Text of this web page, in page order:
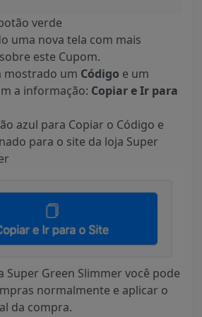
verde
uma nova tela com mais
este Cupom.
mostrado um Código e um
a informação: Copiar e Ir para
azul para Copiar o Código e
para o site da loja Super
Super Green Slimmer você pode
normalmente e aplicar o
da compra.